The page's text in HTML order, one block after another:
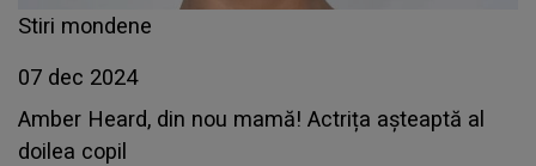
Stiri mondene
07 dec 2024
Amber Heard, din nou mamă! Actrița așteaptă al
doilea copil